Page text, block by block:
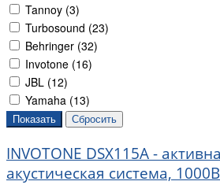
Tannoy (3)
Turbosound (23)
Behringer (32)
Invotone (16)
JBL (12)
Yamaha (13)
INVOTONE DSX115A -
акустическая система,